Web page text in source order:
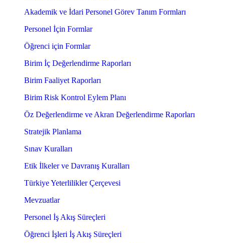
Akademik ve İdari Personel Görev Tanım Formları
Personel İçin Formlar
Öğrenci için Formlar
Birim İç Değerlendirme Raporları
Birim Faaliyet Raporları
Birim Risk Kontrol Eylem Planı
Öz Değerlendirme ve Akran Değerlendirme Raporları
Stratejik Planlama
Sınav Kuralları
Etik İlkeler ve Davranış Kuralları
Türkiye Yeterlilikler Çerçevesi
Mevzuatlar
Personel İş Akış Süreçleri
Öğrenci İşleri İş Akış Süreçleri